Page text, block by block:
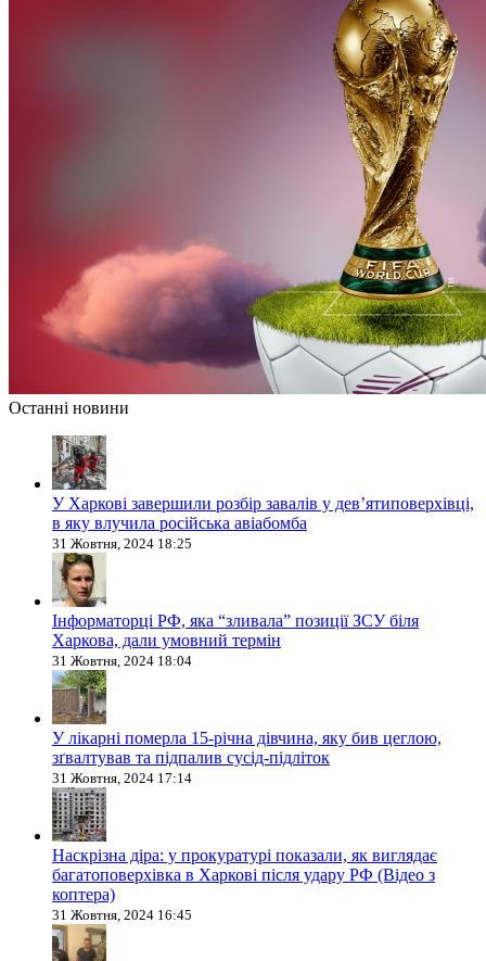
Останні новини
У Харкові завершили розбір завалів у дев’ятиповерхівці,
в яку влучила російська авіабомба
31 Жовтня, 2024 18:25
Інформаторці РФ, яка “зливала” позиції ЗСУ біля
Харкова, дали умовний термін
31 Жовтня, 2024 18:04
У лікарні померла 15-річна дівчина, яку бив цеглою,
зґвалтував та підпалив сусід-підліток
31 Жовтня, 2024 17:14
Наскрізна діра: у прокуратурі показали, як виглядає
багатоповерхівка в Харкові після удару РФ (Відео з
коптера)
31 Жовтня, 2024 16:45